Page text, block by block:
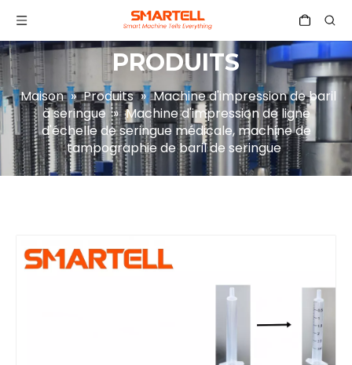
PRODUITS
Maison » Produits » Machine d'impression de baril
à seringue » Machine d'impression de ligne
d'échelle de seringue médicale, machine de
tampographie de baril de seringue